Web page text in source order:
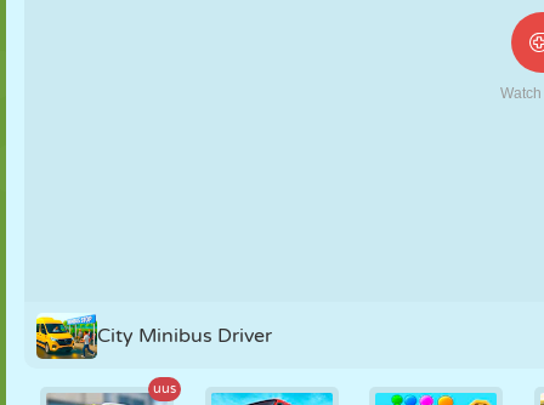
TRULL
City Minibus Driver
uus